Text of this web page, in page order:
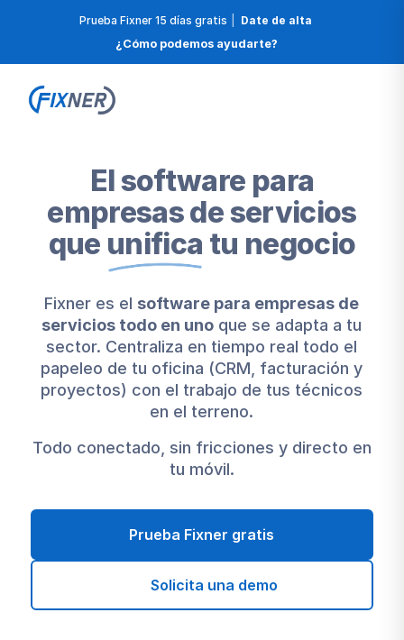
Prueba Fixner 15 días gratis
Date de alta
¿Cómo podemos ayudarte?
El software para
empresas de servicios
que unifica tu negocio
Fixner es el software para empresas de
servicios todo en uno que se adapta a tu
sector. Centraliza en tiempo real todo el
papeleo de tu oficina (CRM, facturación y
proyectos) con el trabajo de tus técnicos
en el terreno.
Todo conectado, sin fricciones y directo en
tu móvil.
Prueba Fixner gratis
Solicita una demo